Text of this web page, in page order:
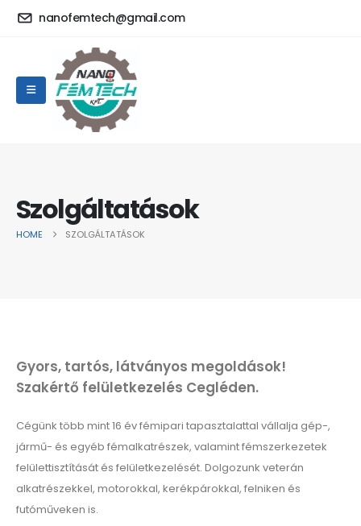
nanofemtech@gmail.com
Szolgáltatások
HOME SZOLGÁLTATÁSOK
Gyors, tartós, látványos megoldások!
Szakértő felületkezelés Cegléden.
Cégünk több mint 16 év fémipari tapasztalattal vállalja gép-,
jármű- és egyéb fémalkatrészek, valamint fémszerkezetek
felülettisztítását és felületkezelését. Dolgozunk veterán
alkatrészekkel, motorokkal, kerékpárokkal, felniken és
futóműveken is.